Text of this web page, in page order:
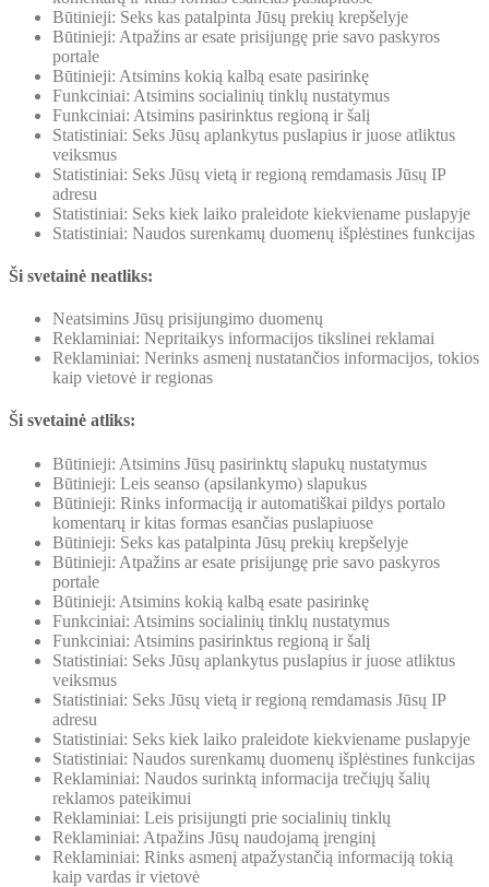
Būtinieji: Seks kas patalpinta Jūsų prekių krepšelyje
Būtinieji: Atpažins ar esate prisijungę prie savo paskyros
portale
Būtinieji: Atsimins kokią kalbą esate pasirinkę
Funkciniai: Atsimins socialinių tinklų nustatymus
Funkciniai: Atsimins pasirinktus regioną ir šalį
Statistiniai: Seks Jūsų aplankytus puslapius ir juose atliktus
veiksmus
Statistiniai: Seks Jūsų vietą ir regioną remdamasis Jūsų IP
adresu
Statistiniai: Seks kiek laiko praleidote kiekviename puslapyje
Statistiniai: Naudos surenkamų duomenų išplėstines funkcijas
Ši svetainė neatliks:
Neatsimins Jūsų prisijungimo duomenų
Reklaminiai: Nepritaikys informacijos tikslinei reklamai
Reklaminiai: Nerinks asmenį nustatančios informacijos, tokios
kaip vietovė ir regionas
Ši svetainė atliks:
Būtinieji: Atsimins Jūsų pasirinktų slapukų nustatymus
Būtinieji: Leis seanso (apsilankymo) slapukus
Būtinieji: Rinks informaciją ir automatiškai pildys portalo
komentarų ir kitas formas esančias puslapiuose
Būtinieji: Seks kas patalpinta Jūsų prekių krepšelyje
Būtinieji: Atpažins ar esate prisijungę prie savo paskyros
portale
Būtinieji: Atsimins kokią kalbą esate pasirinkę
Funkciniai: Atsimins socialinių tinklų nustatymus
Funkciniai: Atsimins pasirinktus regioną ir šalį
Statistiniai: Seks Jūsų aplankytus puslapius ir juose atliktus
veiksmus
Statistiniai: Seks Jūsų vietą ir regioną remdamasis Jūsų IP
adresu
Statistiniai: Seks kiek laiko praleidote kiekviename puslapyje
Statistiniai: Naudos surenkamų duomenų išplėstines funkcijas
Reklaminiai: Naudos surinktą informacija trečiųjų šalių
reklamos pateikimui
Reklaminiai: Leis prisijungti prie socialinių tinklų
Reklaminiai: Atpažins Jūsų naudojamą įrenginį
Reklaminiai: Rinks asmenį atpažystančią informaciją tokią
kaip vardas ir vietovė